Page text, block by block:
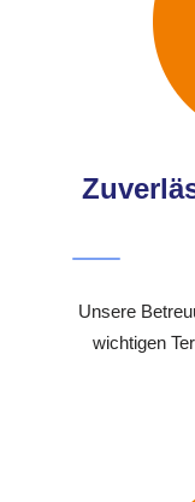
Unsere
wichtigen